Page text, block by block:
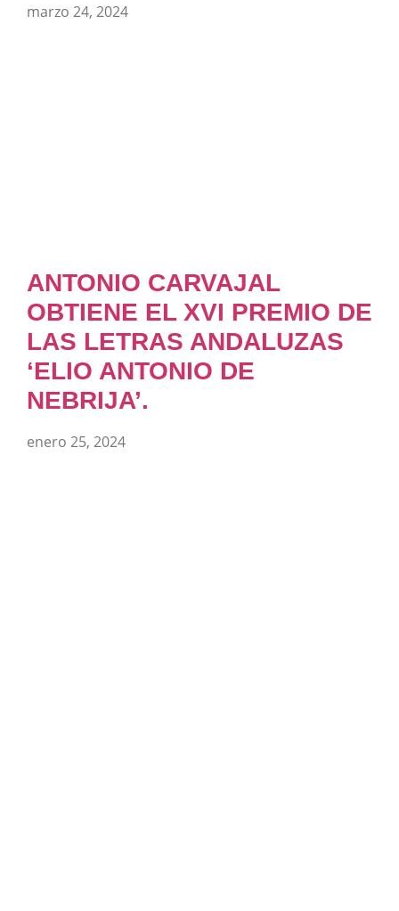
marzo 24, 2024
ANTONIO CARVAJAL
OBTIENE EL XVI PREMIO DE
LAS LETRAS ANDALUZAS
‘ELIO ANTONIO DE
NEBRIJA’.
enero 25, 2024